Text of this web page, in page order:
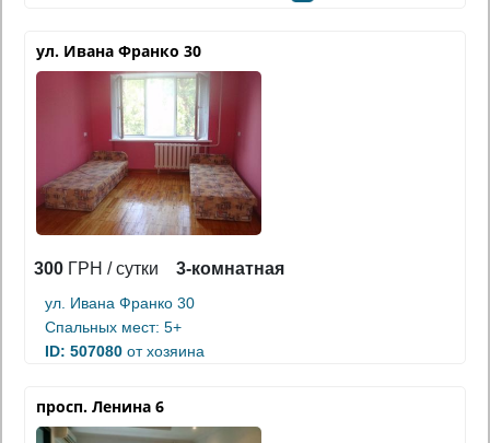
ул. Ивана Франко 30
300 ГРН / сутки 3-комнатная
ул. Ивана Франко 30
Спальных мест: 5+
ID: 507080 от хозяина
просп. Ленина 6